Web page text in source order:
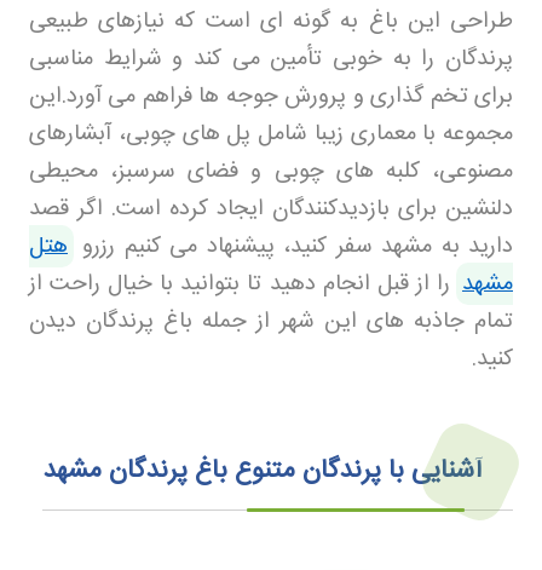
طراحی این باغ به گونه ای است که نیازهای طبیعی
پرندگان را به خوبی تأمین می کند و شرایط مناسبی
برای تخم گذاری و پرورش جوجه ها فراهم می آورد.این
مجموعه با معماری زیبا شامل پل های چوبی، آبشارهای
مصنوعی، کلبه های چوبی و فضای سرسبز، محیطی
دلنشین برای بازدیدکنندگان ایجاد کرده است. اگر قصد
دارید به مشهد سفر کنید، پیشنهاد می کنیم رزرو هتل
مشهد را از قبل انجام دهید تا بتوانید با خیال راحت از
تمام جاذبه های این شهر از جمله باغ پرندگان دیدن
کنید.
آشنایی با پرندگان متنوع باغ پرندگان مشهد